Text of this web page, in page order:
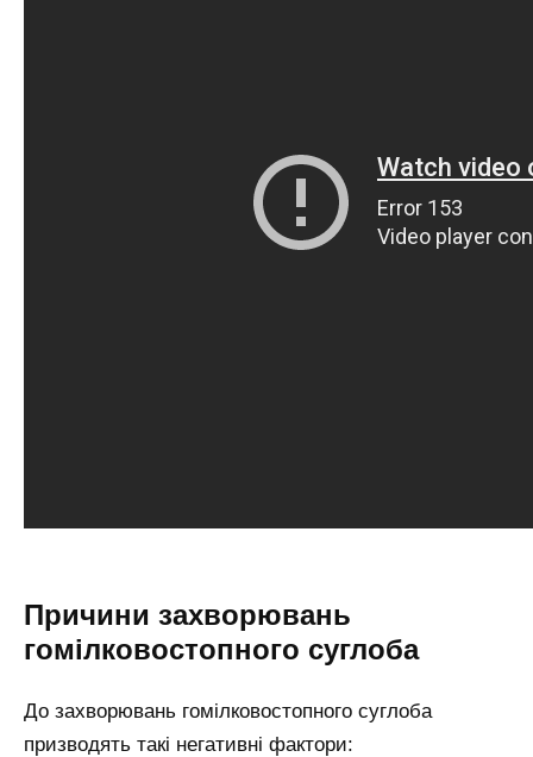
Причини захворювань
гомілковостопного суглоба
До захворювань гомілковостопного суглоба
призводять такі негативні фактори: